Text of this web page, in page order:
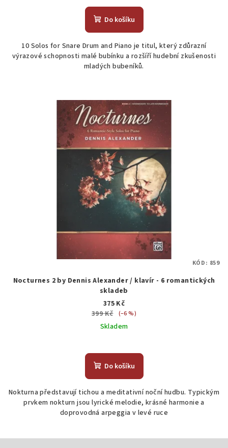
Do košíku
10 Solos for Snare Drum and Piano je titul, který zdůrazní
výrazové schopnosti malé bubínku a rozšíří hudební zkušenosti
mladých bubeníků.
Nocturnes 2 by Dennis Alexander / klavír - 6 romantických
skladeb
375 Kč
399 Kč
(–6 %)
Skladem
Do košíku
Nokturna představují tichou a meditativní noční hudbu. Typickým
prvkem nokturn jsou lyrické melodie, krásné harmonie a
doprovodná arpeggia v levé ruce
KÓD: 859